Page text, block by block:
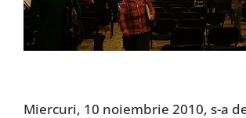
Miercuri, 10 noiembrie 2010, s-a